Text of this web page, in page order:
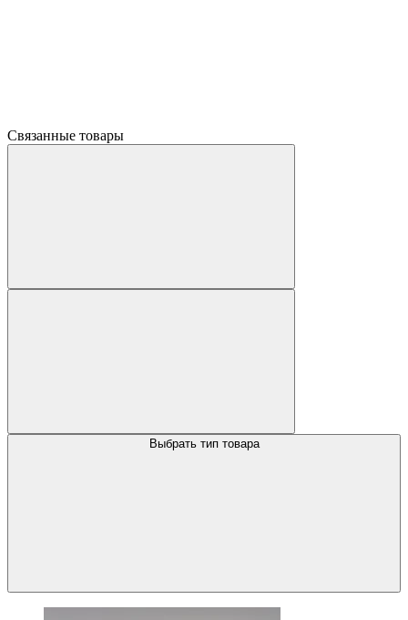
Связанные товары
Выбрать тип товара